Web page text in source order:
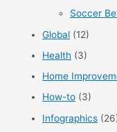
Soccer
Global (12)
Health (3)
Home
How-to (3)
Infographics